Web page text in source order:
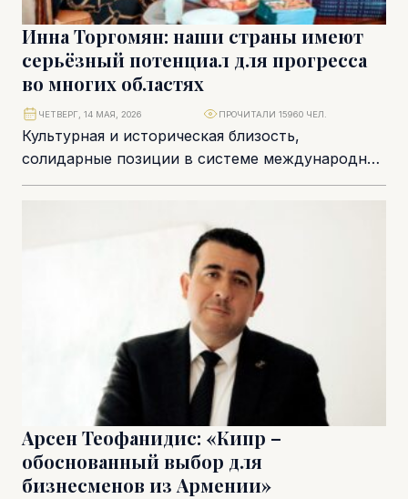
Инна Торгомян: наши страны имеют
серьёзный потенциал для прогресса
во многих областях
Культурная и историческая близость,
солидарные позиции в системе международных
отношений, активно развивающиеся бизнес-
недавнее открытие посольств… В...
ЧЕТВЕРГ, 14 МАЯ, 2026 ПРОЧИТАЛИ 15960 ЧЕЛ.
Арсен Теофанидис: «Кипр –
обоснованный выбор для
бизнесменов из Армении»